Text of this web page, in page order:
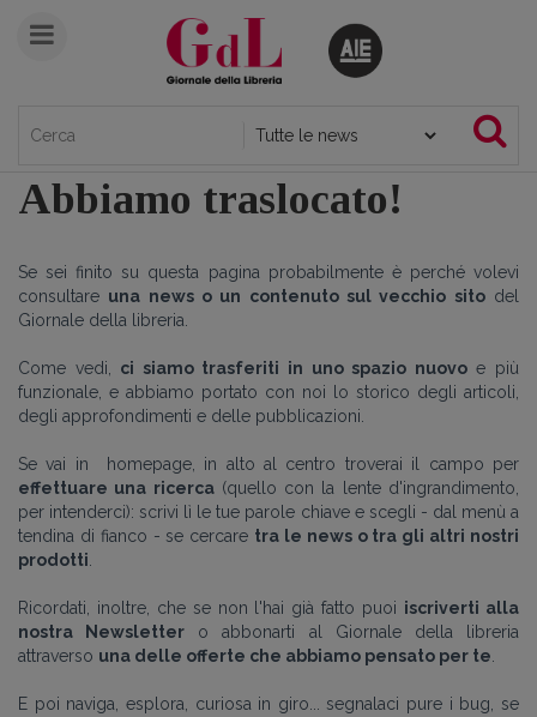
Abbiamo traslocato!
Se sei finito su questa pagina probabilmente è perché volevi
consultare una news o un contenuto sul vecchio sitodel
Giornale della libreria.
Come vedi, ci siamo trasferiti in uno spazio nuovoe più
funzionale, e abbiamo portato con noi lo storico degli articoli,
degli approfondimenti e delle pubblicazioni.
Se vai in homepage, in alto al centro troverai il campo per
effettuare una ricerca(quello con la lente d'ingrandimento,
per intenderci): scrivi lì le tue parole chiave e scegli - dal menù a
tendina di fianco - se cercare tra le news o tra gli altri nostri
prodotti
Ricordati, inoltre, che se non l'hai già fatto puoi iscriverti alla
nostra Newsletter o abbonarti al Giornale della libreria
attraverso una delle offerte che abbiamo pensato per te
E poi naviga, esplora, curiosa in giro... segnalaci pure i bug, se